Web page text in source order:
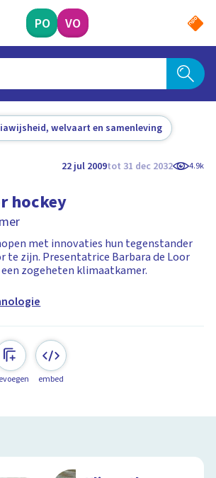
PO VO
welvaart en samenleving
22 jul 2009tot 31 dec 2032 4.9k
hockey
met innovaties hun tegenstander
te zijn. Presentatrice Barbara de Loor
zogeheten klimaatkamer.
embed